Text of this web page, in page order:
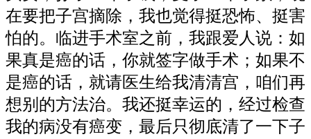
在要把子宫摘除，我也觉得挺恐怖、挺害
怕的。临进手术室之前，我跟爱人说：如
果真是癌的话，你就签字做手术；如果不
是癌的话，就请医生给我清清宫，咱们再
想别的方法治。我还挺幸运的，经过检查
我的病没有癌变，最后只彻底清了一下子